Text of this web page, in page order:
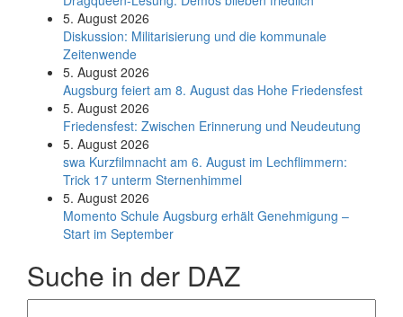
5. August 2026
Diskussion: Mi­li­ta­ri­sie­rung und die kommunale
Zeitenwende
5. August 2026
Augsburg feiert am 8. August das Hohe Friedensfest
5. August 2026
Friedensfest: Zwischen Erinnerung und Neudeutung
5. August 2026
swa Kurz­film­nacht am 6. August im Lech­flim­mern:
Trick 17 unterm Sternen­himmel
5. August 2026
Momento Schule Augsburg erhält Genehmigung –
Start im September
Suche in der DAZ